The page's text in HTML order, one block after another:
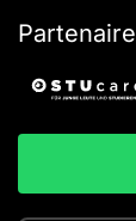
Partenaire